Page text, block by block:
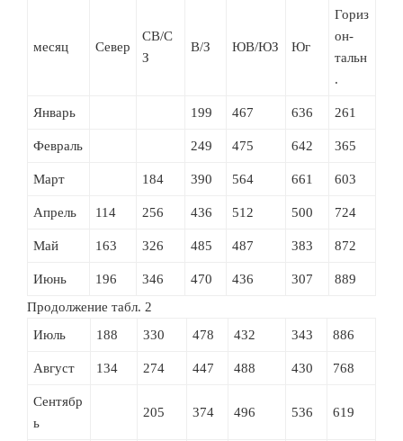
месяц Север
СВ/C
З
В/З ЮВ/ЮЗ Юг
Гориз
он-
тальн
.
Январь 199 467 636 261
Февраль 249 475 642 365
Март 184 390 564 661 603
Апрель 114 256 436 512 500 724
Май 163 326 485 487 383 872
Июнь 196 346 470 436 307
889
Продолжение табл. 2
Июль
188 330 478 432 343 886
Август 134 274 447 488 430 768
Сентябр
ь
205 374 496 536 619